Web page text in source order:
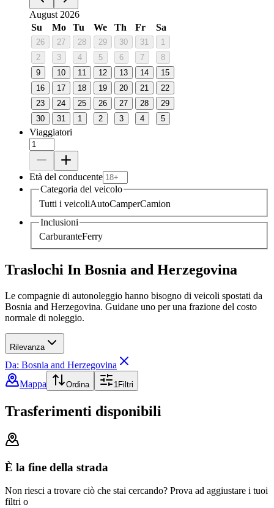
August 2026
Su
Mo Tu We Th Fr Sa
26 27 28 29 30 31
1
2
3 4 5 6 7
8
9
10 11 12 13 14
15
16
17 18 19 20 21
22
23
24 25 26 27 28
29
30
31 1 2 3 4 5
Viaggiatori
Età del conducente
Categoria del veicolo
Tutti i veicoliAutoCamperCamion
Inclusioni
CarburanteFerry
Traslochi In Bosnia and Herzegovina
Le compagnie di autonoleggio hanno bisogno di veicoli spostati da
Bosnia and Herzegovina. Guidane uno per una frazione del costo
normale di noleggio.
Rilevanza
Da: Bosnia and Herzegovina
Mappa
Ordina 1Filtri
Trasferimenti disponibili
È la fine della strada
Non riesci a trovare ciò che stai cercando? Prova ad aggiustare i tuoi
filtri o